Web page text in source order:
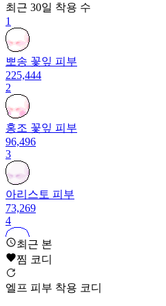
최근 30일 착용 수
1
뽀송 꽃잎 피부
225,444
2
홍조 꽃잎 피부
96,496
3
아리스토 피부
73,269
4
커스텀 뽀송 라벤더 컬러라인 피부
58,736
5
최근 본
찜 코디
엘프 피부 착용 코디